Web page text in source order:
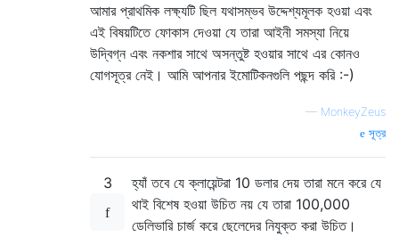
আমার প্রাথমিক লক্ষ্যটি ছিল যথাসম্ভব উদ্দেশ্যমূলক হওয়া এবং
এই বিষয়টিতে ফোকাস দেওয়া যে তারা আইনী সমস্যা নিয়ে
উদ্বিগ্ন এবং নকশার সাথে অসন্তুষ্ট হওয়ার সাথে এর কোনও
যোগসূত্র নেই। আমি আপনার ইমোটিকনগুলি পছন্দ করি :-)
— MonkeyZeus
সূত্র
3
হ্যাঁ তবে যে ক্লায়েন্টরা 10 ডলার দেয় তারা মনে করে যে
থাই বিশেষ হওয়া উচিত নয় যে তারা 100,000
ডেলিভারি চার্জ করে ছেলেদের নিযুক্ত করা উচিত।